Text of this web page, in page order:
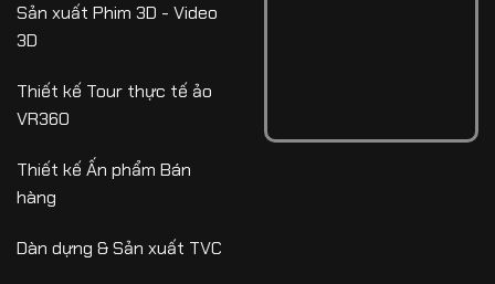
Sản xuất Phim 3D - Video
3D
Thiết kế Tour thực tế ảo
VR360
Thiết kế Ấn phẩm Bán
hàng
Dàn dựng & Sản xuất TVC